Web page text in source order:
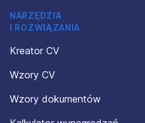
NARZĘDZIA
I ROZWIĄZANIA
Kreator CV
Wzory CV
Wzory dokumentów